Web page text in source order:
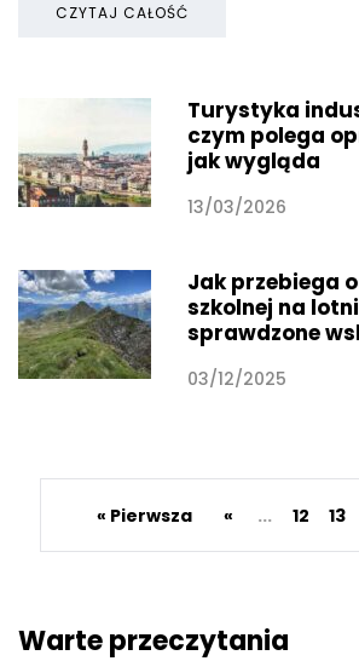
CZYTAJ CAŁOŚĆ
Turystyka
czym polega
jak wygląda
13/03/2026
Jak przebiega
szkolnej na
sprawdzone
03/12/2025
« Pierwsza « ... 12 13
Warte przeczytania